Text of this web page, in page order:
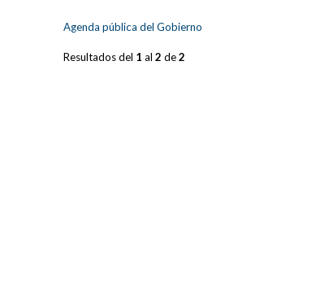
Agenda pública del Gobierno
Resultados del 1 al2de2